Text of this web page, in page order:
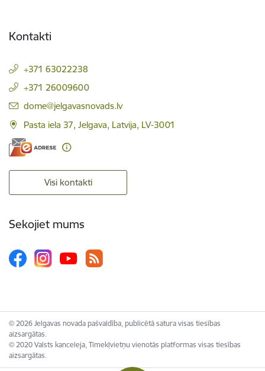
Kontakti
+371 63022238
+371 26009600
E-pasts:
dome@jelgavasnovads.lv
Pasta iela 37, Jelgava, Latvija, LV-3001
Visi kontakti
Sekojiet mums
© 2026 Jelgavas novada pašvaldība, publicētā satura visas tiesības
aizsargātas.
© 2020 Valsts kanceleja, Tīmekļvietņu vienotās platformas visas tiesības
aizsargātas.